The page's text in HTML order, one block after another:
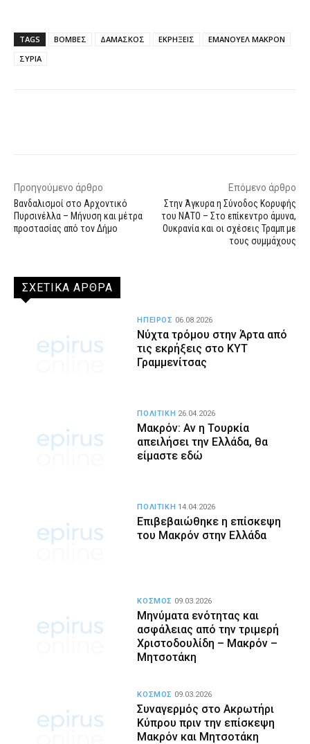
TAGS ΒΟΜΒΕΣ ΔΑΜΑΣΚΟΣ ΕΚΡΗΞΕΙΣ
ΕΜΑΝΟΥΕΛ ΜΑΚΡΟΝ
ΣΥΡΙΑ
Προηγούμενο άρθρο
Βανδαλισμοί στο Αρχοντικό
Πυρσινέλλα – Μήνυση και μέτρα
προστασίας από τον Δήμο
Επόμενο άρθρο
Στην Άγκυρα η Σύνοδος Κορυφής
του ΝΑΤΟ – Στο επίκεντρο άμυνα,
Ουκρανία και οι σχέσεις Τραμπ με
τους συμμάχους
ΣΧΕΤΙΚΑ ΑΡΘΡΑ
Νύχτα τρόμου στην Άρτα από
τις εκρήξεις στο ΚΥΤ
Γραμμενίτσας
ΗΠΕΙΡΟΣ 06.08.2026
Μακρόν: Αν η Τουρκία
απειλήσει την Ελλάδα, θα
είμαστε εδώ
ΠΟΛΙΤΙΚΗ 26.04.2026
Επιβεβαιώθηκε η επίσκεψη
του Μακρόν στην Ελλάδα
ΠΟΛΙΤΙΚΗ 14.04.2026
Μηνύματα ενότητας και
ασφάλειας από την τριμερή
Χριστοδουλίδη – Μακρόν –
Μητσοτάκη
ΚΟΣΜΟΣ 09.03.2026
Συναγερμός στο Ακρωτήρι
Κύπρου πριν την επίσκεψη
Μακρόν και Μητσοτάκη
ΚΟΣΜΟΣ 09.03.2026